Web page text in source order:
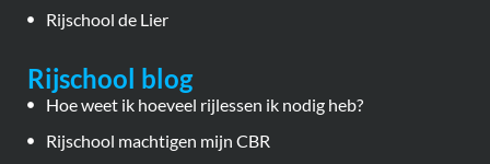
Rijschool de Lier
Rijschool blog
Hoe weet ik hoeveel rijlessen ik nodig heb?
Rijschool machtigen mijn CBR